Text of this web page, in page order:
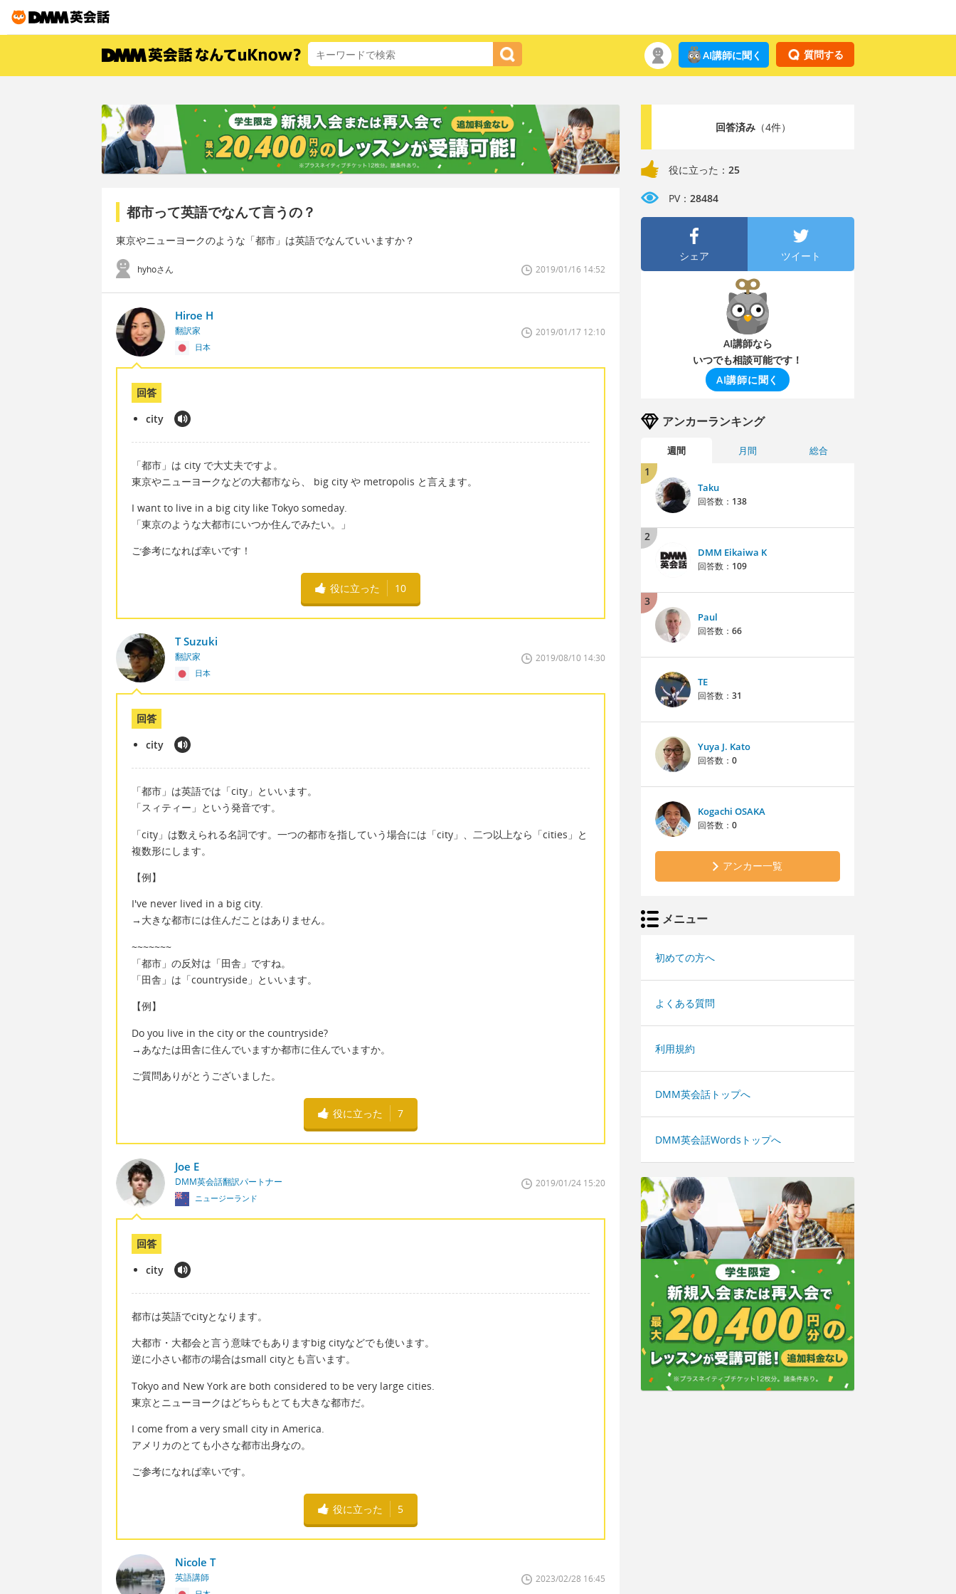
質問する
AI講師に聞く
都市って英語でなんて言うの？
東京やニューヨークのような「都市」は英語でなんていいますか？
hyhoさん 2019/01/16 14:52
Hiroe H
翻訳家
日本
2019/01/17 12:10
回答
city
「都市」は city で大丈夫ですよ。
東京やニューヨークなどの大都市なら、 big city や metropolis と言えます。
I want to live in a big city like Tokyo someday.
「東京のような大都市にいつか住んでみたい。」
ご参考になれば幸いです！
役に立った 10
T Suzuki
翻訳家
日本
2019/08/10 14:30
回答
city
「都市」は英語では「city」といいます。
「スィティー」という発音です。
「city」は数えられる名詞です。一つの都市を指していう場合には「city」、二つ以上なら「cities」と
複数形にします。
【例】
I've never lived in a big city.
→大きな都市には住んだことはありません。
~~~~~~~
「都市」の反対は「田舎」ですね。
「田舎」は「countryside」といいます。
【例】
Do you live in the city or the countryside?
→あなたは田舎に住んでいますか都市に住んでいますか。
ご質問ありがとうございました。
役に立った 7
Joe E
DMM英会話翻訳パートナー
ニュージーランド
2019/01/24 15:20
回答
city
都市は英語でcityとなります。
大都市・大都会と言う意味でもありますbig cityなどでも使います。
逆に小さい都市の場合はsmall cityとも言います。
Tokyo and New York are both considered to be very large cities.
東京とニューヨークはどちらもとても大きな都市だ。
I come from a very small city in America.
アメリカのとても小さな都市出身なの。
ご参考になれば幸いです。
役に立った 5
Nicole T
英語講師 2023/02/28 16:45
回答済み（4件）
役に立った： 25
PV： 28484
シェア ツイート
AI講師なら
いつでも相談可能です！
AI講師に聞く
アンカーランキング
週間 月間 総合
1
Taku
回答数： 138
2
DMM Eikaiwa K
回答数： 109
3
Paul
回答数： 66
TE
回答数： 31
Yuya J. Kato
回答数： 0
Kogachi OSAKA
回答数： 0
アンカー一覧
メニュー
初めての方へ
よくある質問
利用規約
DMM英会話トップへ
DMM英会話Wordsトップへ